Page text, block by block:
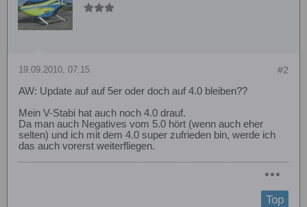
#2
19.09.2010, 07:15
AW: Update auf auf 5er oder doch auf 4.0 bleiben??
Mein V-Stabi hat auch noch 4.0 drauf.
Da man auch Negatives vom 5.0 hört (wenn auch eher
selten) und ich mit dem 4.0 super zufrieden bin, werde ich
das auch vorerst weiterfliegen.
Top